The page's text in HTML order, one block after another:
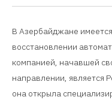
В Азербайджане
восстановлении
компанией, начавшей
направлении, является
она открыла